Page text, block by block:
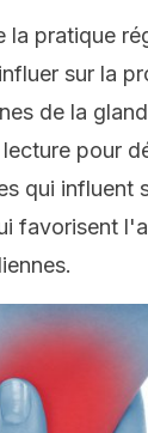
la pratique
sur la
de la
pour
qui influent
favorisent